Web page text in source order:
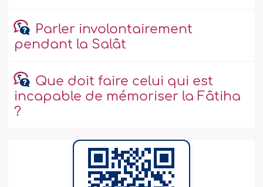
Parler involontairement
pendant la Salât
Que doit faire celui qui est
incapable de mémoriser la Fâtiha
?